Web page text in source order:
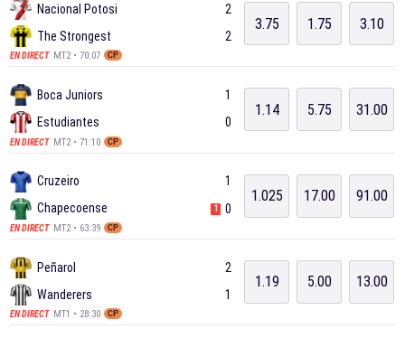
Nacional Potosi
The Strongest
EN DIRECT MT2 • 70:07 CP
2
2
3.75 1.75 3.10
Boca Juniors
Estudiantes
EN DIRECT MT2 • 71:10 CP
1
0
1.14 5.75 31.00
Cruzeiro
Chapecoense
EN DIRECT MT2 • 63:39 CP
1
0
1
1.025 17.00 91.00
Peñarol
Wanderers
EN DIRECT MT1 • 28:30 CP
2
1
1.19 5.00 13.00